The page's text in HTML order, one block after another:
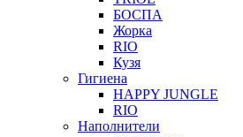
БОСПА
Жорка
RIO
Кузя
Гигиена
HAPPY JUNGLE
RIO
Наполнители